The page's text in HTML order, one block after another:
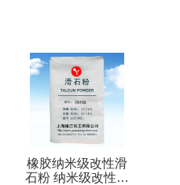
橡胶纳米级改性滑
石粉 纳米级改性高